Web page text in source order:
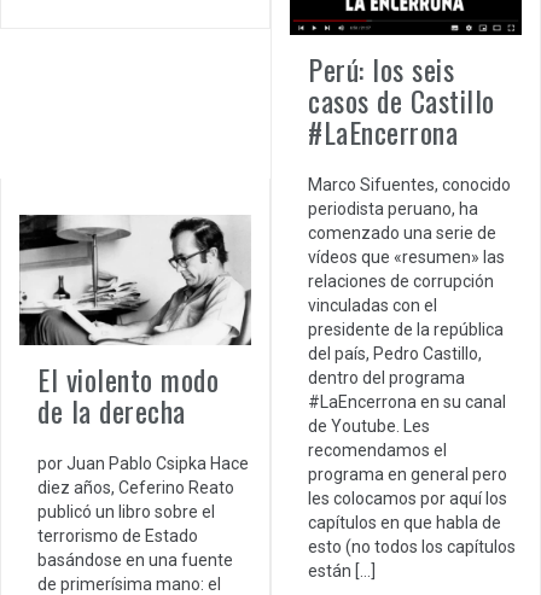
Perú: los seis
casos de Castillo
#LaEncerrona
Marco Sifuentes, conocido
periodista peruano, ha
comenzado una serie de
vídeos que «resumen» las
relaciones de corrupción
vinculadas con el
presidente de la república
del país, Pedro Castillo,
dentro del programa
#LaEncerrona en su canal
de Youtube. Les
recomendamos el
programa en general pero
les colocamos por aquí los
capítulos en que habla de
esto (no todos los capítulos
están […]
El violento modo
de la derecha
por Juan Pablo Csipka Hace
diez años, Ceferino Reato
publicó un libro sobre el
terrorismo de Estado
basándose en una fuente
de primerísima mano: el